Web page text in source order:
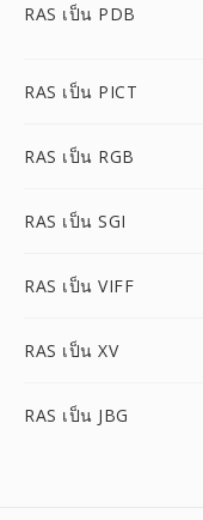
RAS เป็น PDB
RAS เป็น PICT
RAS เป็น RGB
RAS เป็น SGI
RAS เป็น VIFF
RAS เป็น XV
RAS เป็น JBG